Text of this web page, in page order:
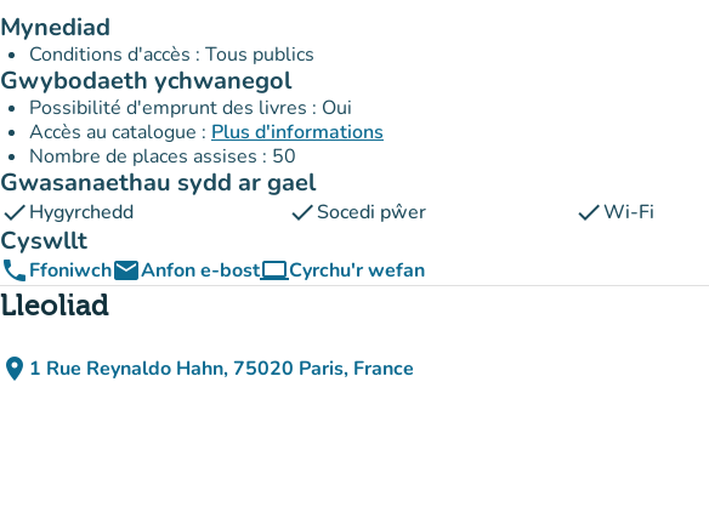
Mynediad
Conditions d'accès : Tous publics
Gwybodaeth ychwanegol
Possibilité d'emprunt des livres : Oui
Accès au catalogue : Plus d'informations
Nombre de places assises : 50
Gwasanaethau sydd ar gael
checkHygyrchedd checkSocedi pŵer checkWi-Fi
Cyswllt
phoneFfoniwchemailAnfon e-bostcomputerCyrchu'r wefan
(tab newydd)
Lleoliad
place 1 Rue Reynaldo Hahn, 75020 Paris, France
(agor yn Google Maps)
(tab newydd)